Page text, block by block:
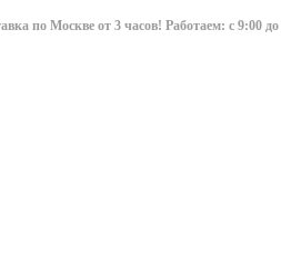
по Москве от 3 часов! Работаем: с 9:00 до